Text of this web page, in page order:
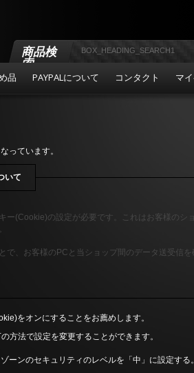
商品検
索
品 PAYPALについて コンタクト マ
っています。
いて
(Cookie)の設定が必要です。これはお客様のシ
、お客様のPCと当ショップ間のデータ送受信を
をオンにすることをお薦めします。
方法で設定を変更することができます。
ーンのセキュリティのレベルを「中」に設定する。